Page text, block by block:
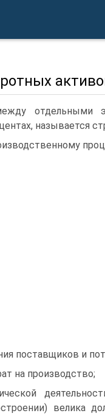
отдельными
называется
поставщиков и
на производство;
велика